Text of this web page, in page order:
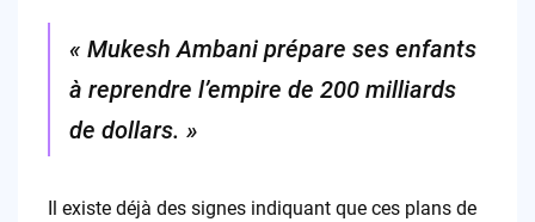
« Mukesh Ambani prépare ses enfants
à reprendre l’empire de 200 milliards
de dollars. »
Il existe déjà des signes indiquant que ces plans de